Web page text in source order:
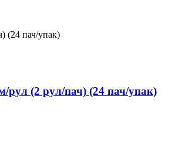
рул (2 рул/пач) (24 пач/упак)